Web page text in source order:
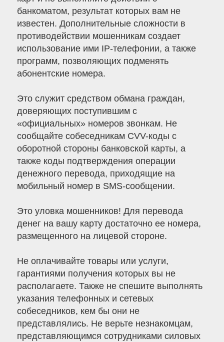
банкоматом, результат которых вам не
известен. Дополнительные сложности в
противодействии мошенникам создает
использование ими IP-телефонии, а также
программ, позволяющих подменять
абонентские номера.
Это служит средством обмана граждан,
доверяющих поступившим с
«официальных» номеров звонкам. Не
сообщайте собеседникам CVV-коды с
оборотной стороны банковской карты, а
также коды подтверждения операции
денежного перевода, приходящие на
мобильный номер в SMS-сообщении.
Это уловка мошенников! Для перевода
денег на вашу карту достаточно ее номера,
размещенного на лицевой стороне.
Не оплачивайте товары или услуги,
гарантиями получения которых вы не
располагаете. Также не спешите выполнять
указания телефонных и сетевых
собеседников, кем бы они не
представлялись. Не верьте незнакомцам,
представляющимся сотрудниками силовых